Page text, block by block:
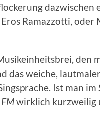
dazwischen
Ramazzotti, oder
den
das weiche,
Ist man im
wirklich kurzweilig